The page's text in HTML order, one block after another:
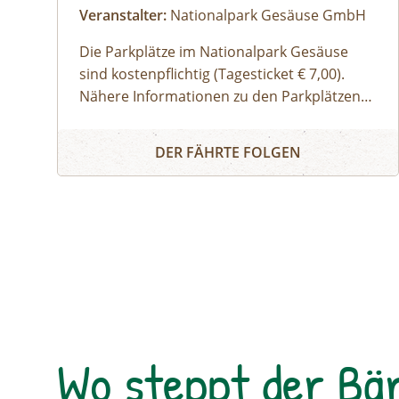
Veranstalter: Nationalpark Gesäuse GmbH
Die Parkplätze im Nationalpark Gesäuse
sind kostenpflichtig (Tagesticket € 7,00).
Nähere Informationen zu den Parkplätzen
Informationen zur Anreise in den
Nationalpark Gesäuse stehenhier
Familien, Erwachsene mit Kindern
Kinder und Jugendliche
Buch dir deinen Guide - Privat-Tour im
DER FÄHRTE FOLGEN
Wo steppt der